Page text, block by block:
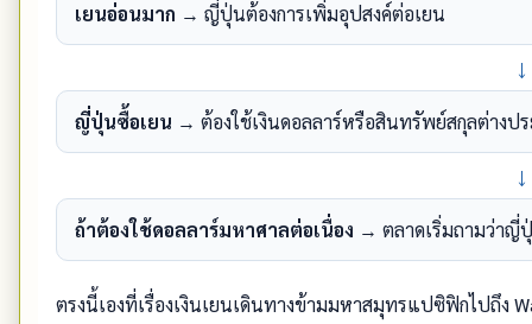
เยนอ่อนมาก → ญี่ปุ่นต้องการเพิ่มอุปสงค์ต่อเยน
↓
ญี่ปุ่นซื้อเยน → ต้องใช้เงินดอลลาร์หรือสินทรัพย์สกุลต่างป
↓
ถ้าต้องใช้ดอลลาร์มหาศาลต่อเนื่อง → ตลาดเริ่มถามว่าญี่
ตรงนี้เองที่เรื่องเงินเยนเดินทางข้ามมหาสมุทรแปซิฟิกไปถึง